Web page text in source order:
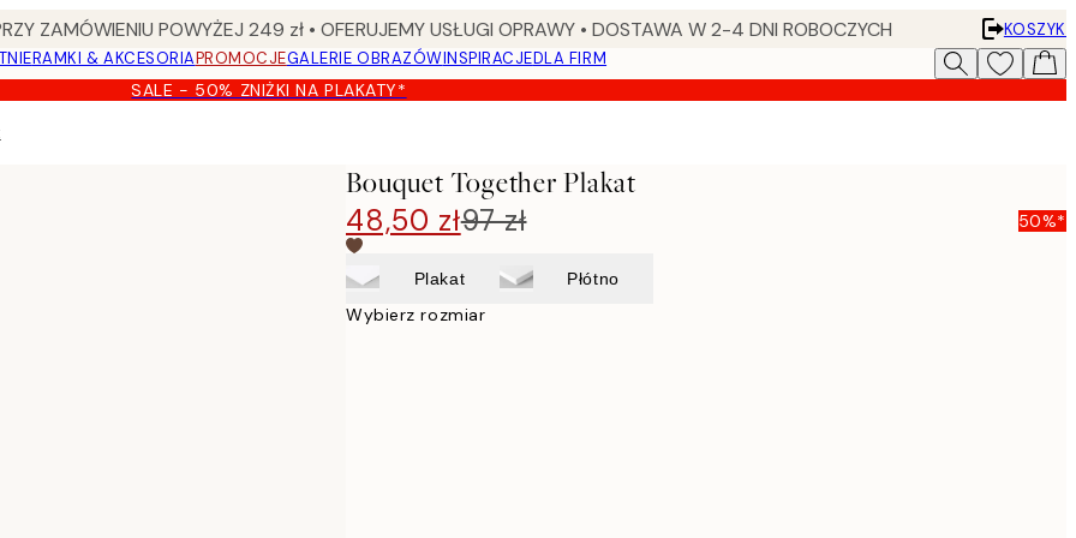
ZAMÓWIENIU POWYŻEJ 249 zł • OFERUJEMY USŁUGI OPRAWY • DOSTAWA W 2-4 DNI ROBOCZYCH
KOSZYK
RAMKI & AKCESORIAPROMOCJEGALERIE OBRAZÓWINSPIRACJEDLA FIRM
SALE - 50% ZNIŻKI NA PLAKATY*
Bouquet Together Plakat
48,50 zł97 zł 50%*
Plakat Płótno
Wybierz rozmiar